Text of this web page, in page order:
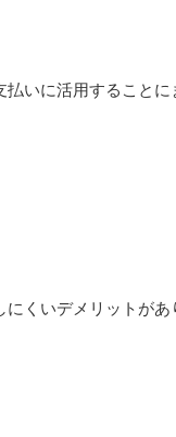
いに活用することに
くいデメリットがあ